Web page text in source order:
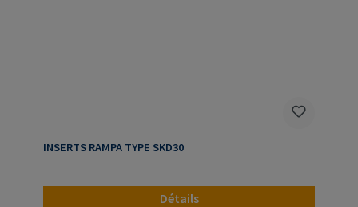
INSERTS RAMPA TYPE SKD30
Détails